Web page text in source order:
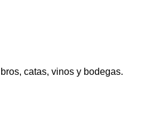
catas, vinos y bodegas.